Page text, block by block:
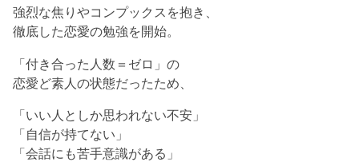
強烈な焦りやコンプックスを抱き、
徹底した恋愛の勉強を開始。
「付き合った人数＝ゼロ」の
恋愛ど素人の状態だったため、
「いい人としか思われない不安」
「自信が持てない」
「会話にも苦手意識がある」